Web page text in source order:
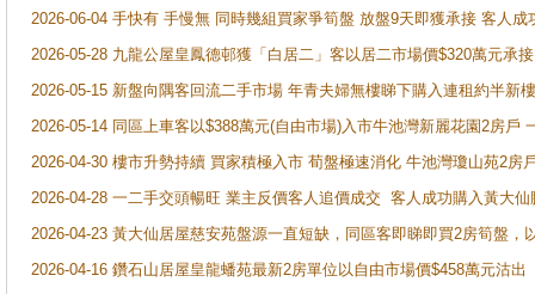
2026-06-04 手快有 手慢無 同時幾組買家爭筍盤 放盤9天即獲承接 客人
2026-05-28 九龍公屋皇鳳德邨獲「白居二」客以居二市場價$320萬元承接
2026-05-15 新盤向隅客回流二手市場 年青夫婦無樓睇下購入連租約半新
2026-05-14 同區上車客以$388萬元(自由市場)入市牛池灣新麗花園2房戶
2026-04-30 樓市升勢持續 買家積極入市 荀盤極速消化 牛池灣瓊山苑2房
2026-04-28 一二手交頭暢旺 業主反價客人追價成交 客人成功購入黃大
2026-04-23 黃大仙居屋慈安苑盤源一直短缺，同區客即睇即買2房筍盤，
2026-04-16 鑽石山居屋皇龍蟠苑最新2房單位以自由市場價$458萬元沽出